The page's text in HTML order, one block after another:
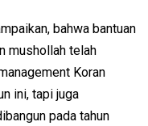
bahwa bantuan
mushollah telah
Koran
ini, tapi juga
pada tahun